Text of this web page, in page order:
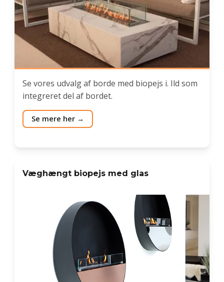
Se vores udvalg af borde med biopejs i. Ild som
integreret del af bordet.
Se mere her
Væghængt biopejs med glas